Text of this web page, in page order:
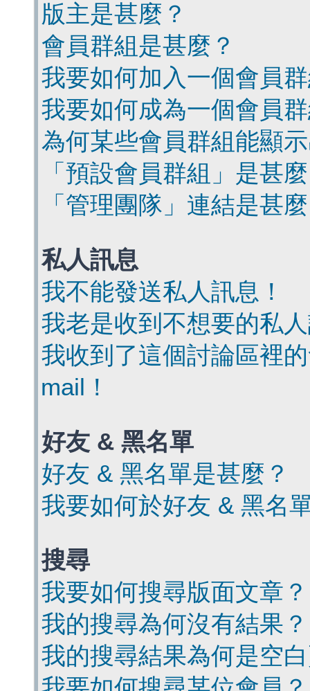
版主是甚麼？
會員群組是甚麼？
我要如何加入一個會員
我要如何成為一個會員
為何某些會員群組能顯
「預設會員群組」是甚
「管理團隊」連結是甚
私人訊息
我不能發送私人訊息！
我老是收到不想要的私
我收到了這個討論區裡
mail！
好友 & 黑名單
好友 & 黑名單是甚麼？
我要如何於好友 & 黑名
搜尋
我要如何搜尋版面文章？
我的搜尋為何沒有結果？
我的搜尋結果為何是空